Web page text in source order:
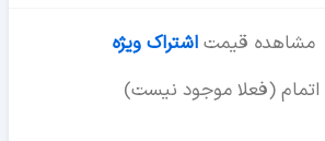
مشاهده قیمت اشتراک ویژه
اتمام (فعلا موجود نیست)